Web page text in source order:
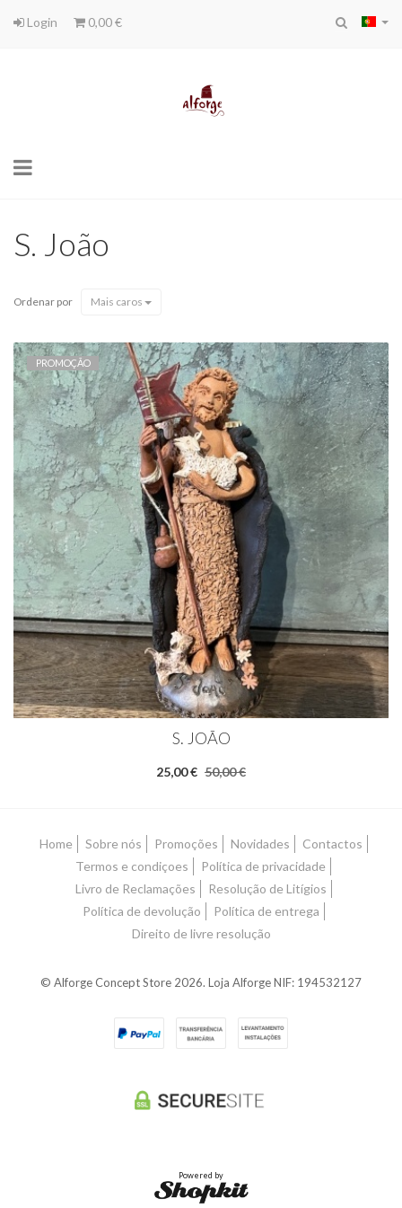
Login 0,00 €
Toggle
S. João
Ordenar por Mais caros
PROMOÇÃO
S. JOÃO
25,00 € 50,00 €
Home Sobre nós Promoções Novidades
Contactos
Termos e condiçoes
Política de privacidade
Livro de Reclamações
Resolução de Litígios
Política de devolução
Política de entrega
Direito de livre resolução
© Alforge Concept Store 2026. Loja Alforge NIF: 194532127
Powered by